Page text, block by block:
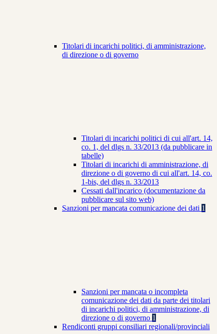
Titolari di incarichi politici, di amministrazione,
di direzione o di governo
Titolari di incarichi politici di cui all'art. 14,
co. 1, del dlgs n. 33/2013 (da pubblicare in
tabelle)
Titolari di incarichi di amministrazione, di
direzione o di governo di cui all'art. 14, co.
1-bis, del dlgs n. 33/2013
Cessati dall'incarico (documentazione da
pubblicare sul sito web)
Sanzioni per mancata comunicazione dei dati 1
Sanzioni per mancata o incompleta
comunicazione dei dati da parte dei titolari
di incarichi politici, di amministrazione, di
direzione o di governo 1
Rendiconti gruppi consiliari regionali/provinciali